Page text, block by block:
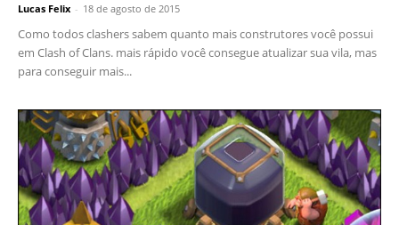
Lucas Felix - 18 de agosto de 2015
Como todos clashers sabem quanto mais construtores você possui
em Clash of Clans. mais rápido você consegue atualizar sua vila, mas
para conseguir mais...